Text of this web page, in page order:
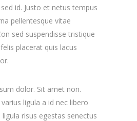
id. Justo et netus tempus
pellentesque vitae
sed suspendisse tristique
placerat quis lacus
dolor. Sit amet non.
ligula a id nec libero
risus egestas senectus